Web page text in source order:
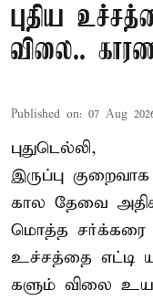
புதிய
விலை..
Published on: 07 Aug
புதுடெல்லி,
இருப்பு
கால தேவை
மொத்த சர்க்கரை
உச்சத்தை எட்டி
களும் விலை